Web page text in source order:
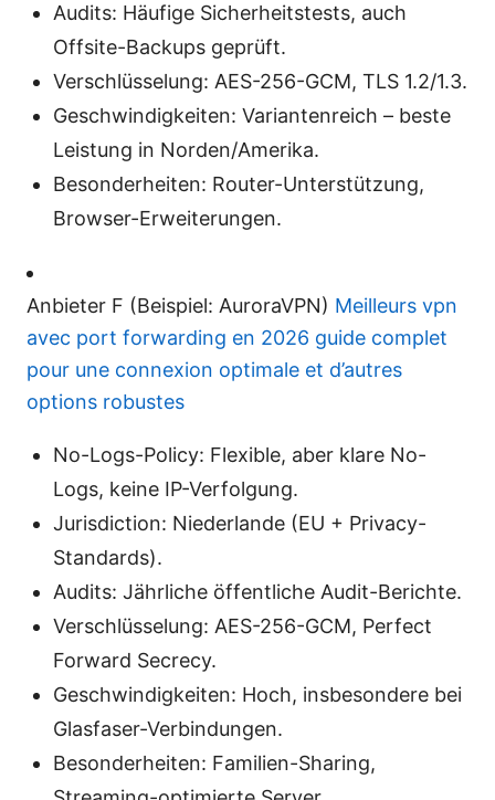
Audits: Häufige Sicherheitstests, auch
Offsite-Backups geprüft.
Verschlüsselung: AES-256-GCM, TLS 1.2/1.3.
Geschwindigkeiten: Variantenreich – beste
Leistung in Norden/Amerika.
Besonderheiten: Router-Unterstützung,
Browser-Erweiterungen.
Anbieter F (Beispiel: AuroraVPN) Meilleurs vpn
avec port forwarding en 2026 guide complet
pour une connexion optimale et d’autres
options robustes
No-Logs-Policy: Flexible, aber klare No-
Logs, keine IP-Verfolgung.
Jurisdiction: Niederlande (EU + Privacy-
Standards).
Audits: Jährliche öffentliche Audit-Berichte.
Verschlüsselung: AES-256-GCM, Perfect
Forward Secrecy.
Geschwindigkeiten: Hoch, insbesondere bei
Glasfaser-Verbindungen.
Besonderheiten: Familien-Sharing,